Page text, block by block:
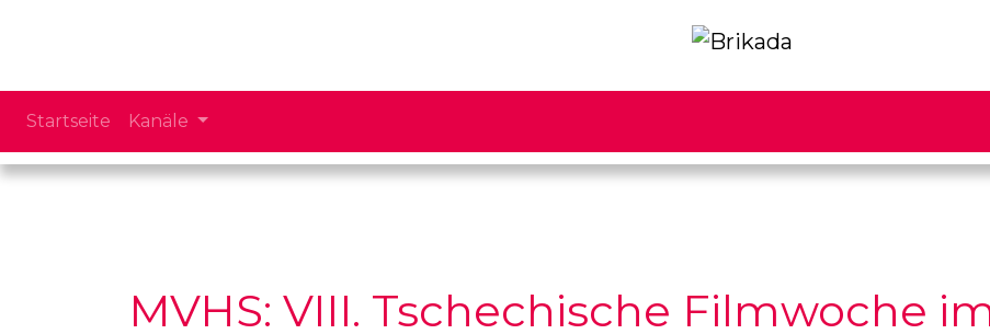
Startseite Kanäle
MVHS: VIII. Tschechische Filmwoche